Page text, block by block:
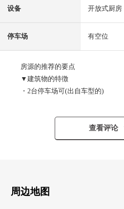
设备 开放式厨房
停车场 有空位
房源的推荐的要点
▼建筑物的特徴
・2台停车场可(出自车型的)
・约22.0张塌塌米LDK
・对2楼西式房间约6.7张塌塌米部
查看评论
周边地图